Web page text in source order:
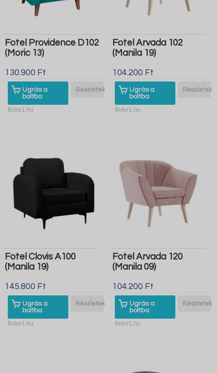
Fotel Providence D102
(Moric 13)
130.900 Ft
Ugrás a
boltba
Részletek
Butor1.hu
Fotel Arvada 102
(Manila 19)
104.200 Ft
Ugrás a
boltba
Részletek
Butor1.hu
Fotel Clovis A100
(Manila 19)
145.800 Ft
Ugrás a
boltba
Részletek
Butor1.hu
Fotel Arvada 120
(Manila 09)
104.200 Ft
Ugrás a
boltba
Részletek
Butor1.hu